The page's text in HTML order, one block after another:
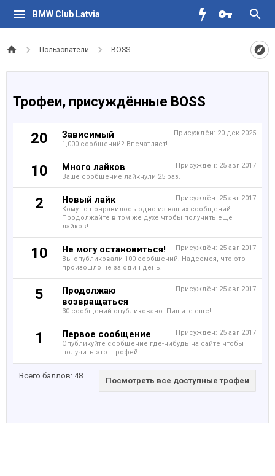
BMW Club Latvia
Пользователи BOSS
Трофеи, присуждённые BOSS
20 Присуждён: 20 дек 2025
Зависимый
1,000 сообщений? Впечатляет!
10 Присуждён: 25 авг 2017
Много лайков
Ваше сообщение лайкнули 25 раз.
2 Присуждён: 25 авг 2017
Новый лайк
Кому-то понравилось одно из ваших сообщений.
Продолжайте в том же духе чтобы получить еще
лайков!
10 Присуждён: 25 авг 2017
Не могу остановиться!
Вы опубликовали 100 сообщений. Надеемся, что это
произошло не за один день!
5 Присуждён: 25 авг 2017
Продолжаю
возвращаться
30 сообщений опубликовано. Пишите еще!
1 Присуждён: 25 авг 2017
Первое сообщение
Опубликуйте сообщение где-нибудь на сайте чтобы
получить этот трофей.
Всего баллов: 48
Посмотреть все доступные трофеи